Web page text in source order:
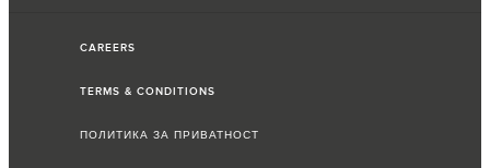
CAREERS
TERMS & CONDITIONS
ПОЛИТИКА ЗА ПРИВАТНОСТ